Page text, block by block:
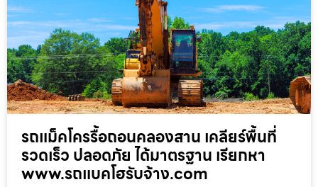
รถแม็คโครรื้อถอนคลองสาน เคลียร์พื้นที่
รวดเร็ว ปลอดภัย ได้มาตรฐาน เรียกหา
www.รถแบคโฮรับจ้าง.com